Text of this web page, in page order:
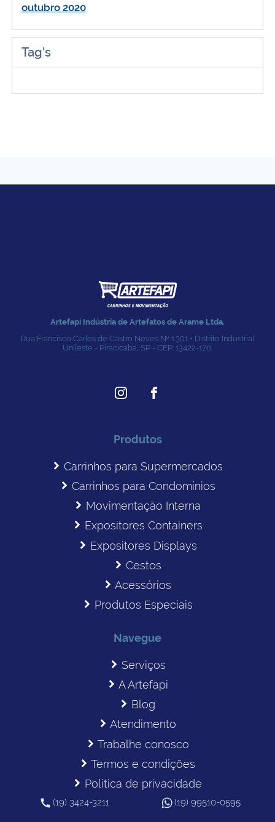
outubro 2020
Tag's
Artefapi Indústria de Artefatos de Arame Ltda.
Rua Francisco Carlos de Castro Neves № 1.301 • Distrito Industrial
Unileste - Piracicaba, SP - CEP: 13422-170.
Produtos
Carrinhos para Supermercados
Carrinhos para Condomínios
Movimentação Interna
Expositores Containers
Expositores Displays
Cestos
Acessórios
Produtos Especiais
Navegue
Serviços
A Artefapi
Blog
Atendimento
Trabalhe conosco
Termos e condições
Política de privacidade
(19) 3424-3211 (19) 99510-0595